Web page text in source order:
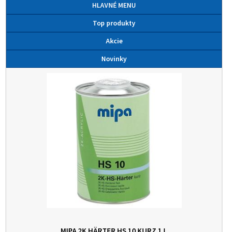
HLAVNÉ MENU
Top produkty
Akcie
Novinky